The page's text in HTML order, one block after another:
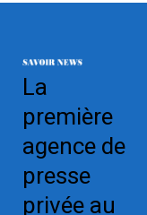
La
première
agence de
presse
privée au